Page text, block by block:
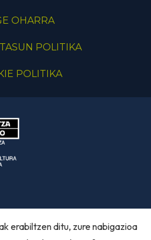
OHARRA
POLITIKA
POLITIKA
erabiltzen ditu, zure nabigazioa